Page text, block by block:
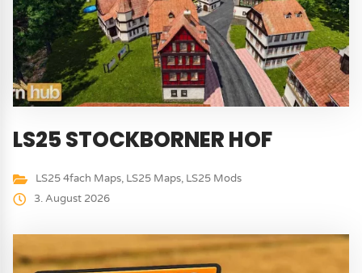
LS25 STOCKBORNER HOF
LS25 4fach Maps, LS25 Maps, LS25 Mods
3. August 2026